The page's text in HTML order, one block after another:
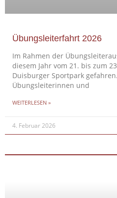
Übungsleiterfahrt 2026
Im Rahmen der
diesem Jahr vom 21. bis zum
Duisburger Sportpark
Übungsleiterinnen und
WEITERLESEN »
4. Februar 2026